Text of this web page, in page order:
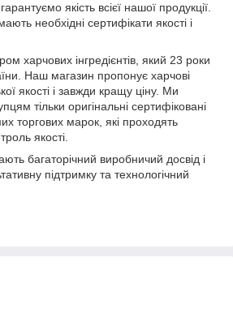
якість всієї нашої продукції.
необхідні сертифікати якості і
харчових інгредієнтів, який 23 роки
Наш магазин пропонує харчові
якості і завжди кращу ціну. Ми
тільки оригінальні сертифіковані
торгових марок, які проходять
якості.
багаторічний виробничий досвід і
підтримку та технологічний